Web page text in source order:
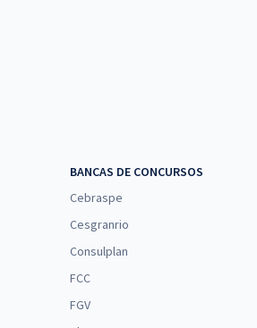
BANCAS DE CONCURSOS
Cebraspe
Cesgranrio
Consulplan
FCC
FGV